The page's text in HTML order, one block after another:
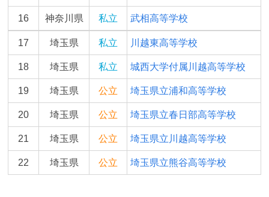
16 神奈川県 私立 武相高等学校
17 埼玉県 私立 川越東高等学校
18 埼玉県 私立 城西大学付属川越高等学校
19 埼玉県 公立 埼玉県立浦和高等学校
20 埼玉県 公立 埼玉県立春日部高等学校
21 埼玉県 公立 埼玉県立川越高等学校
22 埼玉県 公立 埼玉県立熊谷高等学校